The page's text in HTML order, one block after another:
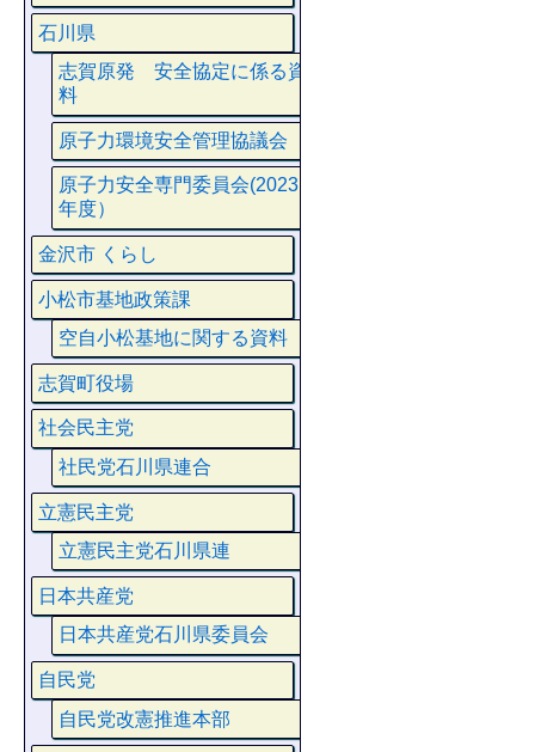
石川県
志賀原発 安全協定に係る資
料
原子力環境安全管理協議会
原子力安全専門委員会(2023
年度）
金沢市 くらし
小松市基地政策課
空自小松基地に関する資料
志賀町役場
社会民主党
社民党石川県連合
立憲民主党
立憲民主党石川県連
日本共産党
日本共産党石川県委員会
自民党
自民党改憲推進本部